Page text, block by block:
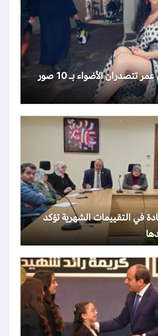
ياسمين عبد العزيز ومي عمر تتصدران الأضواء بـ 10 صور
في التقييمات الشهرية تؤكد